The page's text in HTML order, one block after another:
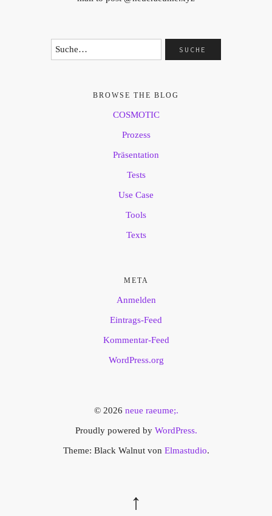
BROWSE THE BLOG
COSMOTIC
Prozess
Präsentation
Tests
Use Case
Tools
Texts
META
Anmelden
Eintrags-Feed
Kommentar-Feed
WordPress.org
© 2026 neue raeume;.
Proudly powered by WordPress.
Theme: Black Walnut von Elmastudio.